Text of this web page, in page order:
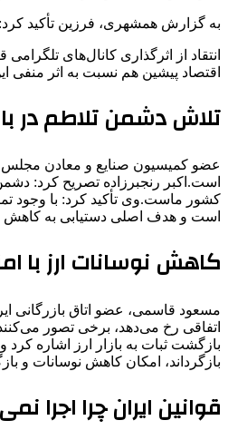
به گزارش همشهری، فرزین تأکید کرد: ۹ صبح که معامله‌ای صورت نمی‌گیرد، این کانال نرخ می‌گذارد و صرافی‌ها هم از روی آن نرخ می‌گیرند. با این کانال علائم غیرواقعی به بازار ما می‌دهند.‌
انتقاد از اثرگذاری کانال‌های
اقتصاد پیشین هم نسبت به اثر منفی
تلاش دشمن تلاطم در
عضو کمیسیون صنایع و معادن مجلس
است.‌اکبر رنجبرزاده تصریح کرد:
کشور ماست.‌وی تأکید کرد: با وجود
است و هدف اصلی دستیابی به کاهش
کاهش نوسانات ارز
مسعود قاسمی، عضو اتاق بازرگانی
بازگشت ثبات به بازار ارز اشاره
بازگرداند، امکان کاهش نوسانات
قوانین ایران چرا اجرا